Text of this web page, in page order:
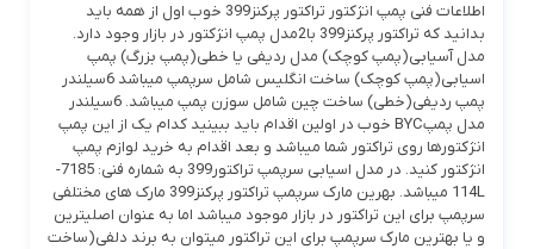
اطلاعات فنی پمپ انژکتور تراکتور پرکنز399 خوب اول از همه باید
بدانید که تراکتور پرکنز399 با2مدل پمپ انژکتور در بازار وجود دارد.
مدل آسیابی(پمپ کوچک) مدل ردیفی یا خطی(پمپ بزرگ) پمپ
اسیابی(پمپ کوچک) ساخت انگلیس شامل سرپمپ میباشد 6سیلندر
پمپ ردیفی(خطی) ساخت چین شامل سوزن پمپ میباشد. 6سیلندر
مدل پمپBYC خوب در اولین اقدام باید ببینید کدام یک از این پمپ
انژکتورها روی تراکتور شما میباشد و بعد اقدام به خرید لوازم پمپ
انژکتور کنید. در مدل اسیابی سرپمپ تراکتور399 به شماره فنی: 7185-
114L میباشد. بهرین مارک سرپمپ تراکتور پرکنز399 مارک های مختلفی
سرپمپ برای این تراکتور در بازار موجود میباشد اما به عنوان اصلیترین
و یا بهترین مارک سرپمپ برای این تراکتور میتوان به برند دلفی(ساخت